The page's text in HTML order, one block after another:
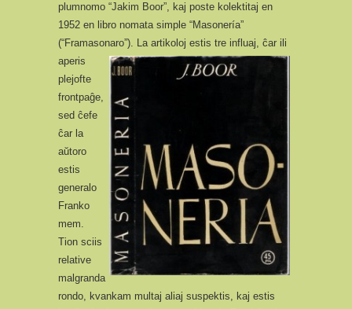
plumnomo “Jakim Boor”, kaj poste kolektitaj en
1952 en libro nomata simple “Masonería”
(“Framasonaro”). La artikoloj estis tre influaj, ĉar ili
aperis
plejofte
frontpaĝe,
sed ĉefe
ĉar la
aŭtoro
estis
generalo
Franko
mem.
Tion sciis
relative
malgranda
rondo, kvankam multaj aliaj suspektis, kaj estis